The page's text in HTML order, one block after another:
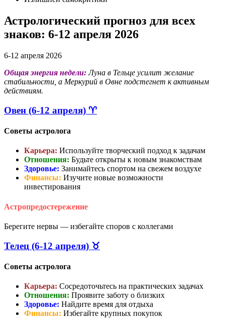
Астрологический прогноз для всех
знаков: 6-12 апреля 2026
6-12 апреля 2026
Общая энергия недели:Луна в Тельце усилит желание
стабильности, а Меркурий в Овне подстегнет к активным
действиям.
Овен (6-12 апреля) ♈
Советы астролога
Карьера: Используйте творческий подход к задачам
Отношения: Будьте открыты к новым знакомствам
Здоровье: Занимайтесь спортом на свежем воздухе
Финансы: Изучите новые возможности
инвестирования
Астропредостережение
Берегите нервы — избегайте споров с коллегами
Телец (6-12 апреля) ♉
Советы астролога
Карьера: Сосредоточьтесь на практических задачах
Отношения: Проявите заботу о близких
Здоровье: Найдите время для отдыха
Финансы: Избегайте крупных покупок